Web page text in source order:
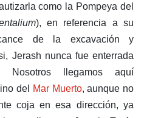
como la Pompeya del
), en referencia a su
de la excavación y
Jerash nunca fue enterrada
llegamos aquí
del Mar Muerto, aunque no
coja en esa dirección, ya